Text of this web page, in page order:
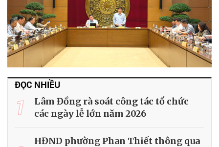
ĐỌC NHIỀU
1
Lâm Đồng rà soát công tác tổ chức
các ngày lễ lớn năm 2026
HĐND phường Phan Thiết thông qua